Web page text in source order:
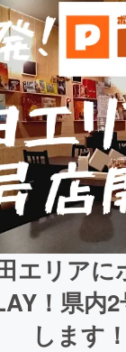
エリアに
！県内
します！